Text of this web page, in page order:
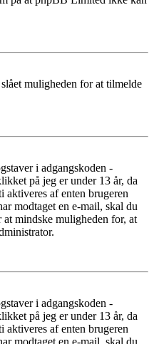
muligheden for at tilmelde
i adgangskoden -
på jeg er under 13 år, da
af enten brugeren
modtaget en e-mail, skal du
mindske muligheden for, at
i adgangskoden -
på jeg er under 13 år, da
af enten brugeren
modtaget en e-mail, skal du